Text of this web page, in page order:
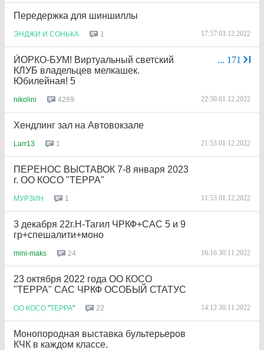
Передержка для шиншиллы
ЭНДЖИ И СОНЬКА 1 17:57 03.12.2022
... 171
ЙОРКО-БУМ! Виртуальный светский
КЛУБ владельцев мелкашек.
Юбилейная! 5
nikolini 4269 22:50 01.12.2022
Хендлинг зал на Автовокзале
Larr13 1 21:53 01.12.2022
ПЕРЕНОС ВЫСТАВОК 7-8 января 2023
г. ОО КОСО "ТЕРРА"
МУРЗИН 1 11:53 01.12.2022
3 декабря 22г.Н-Тагил ЧРКФ+САС 5 и 9
гр+спешалити+моно
mini-maks 24 16:16 30.11.2022
23 октября 2022 года ОО КОСО
"ТЕРРА" САС ЧРКФ ОСОБЫЙ СТАТУС
ОО КОСО "ТЕРРА" 22 14:12 30.11.2022
Монопородная выставка бультерьеров
КЧК в каждом классе.